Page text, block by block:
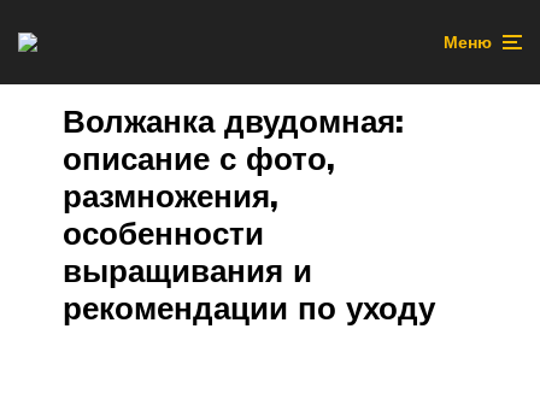
Меню
Волжанка двудомная:
описание с фото,
размножения,
особенности
выращивания и
рекомендации по уходу